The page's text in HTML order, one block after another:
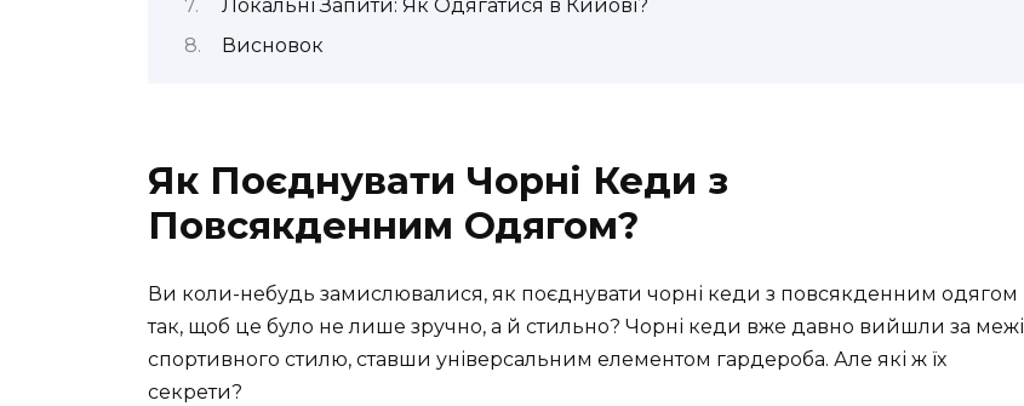
Локальні Запити: Як Одягатися в Кийові?
Висновок
Як Поєднувати Чорні Кеди з
Повсякденним Одягом?
Ви коли-небудь замислювалися, як поєднувати чорні кеди з повсякденним одягом
так, щоб це було не лише зручно, а й стильно? Чорні кеди вже давно вийшли за межі
спортивного стилю, ставши універсальним елементом гардероба. Але які ж їх
секрети?